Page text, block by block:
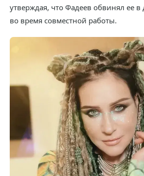
утверждая, что Фадеев обвинял ее в
во время совместной работы.